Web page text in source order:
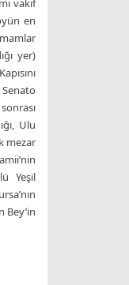
vakıf
en
yer)
Ulu
mezar
Yeşil
Bey’in